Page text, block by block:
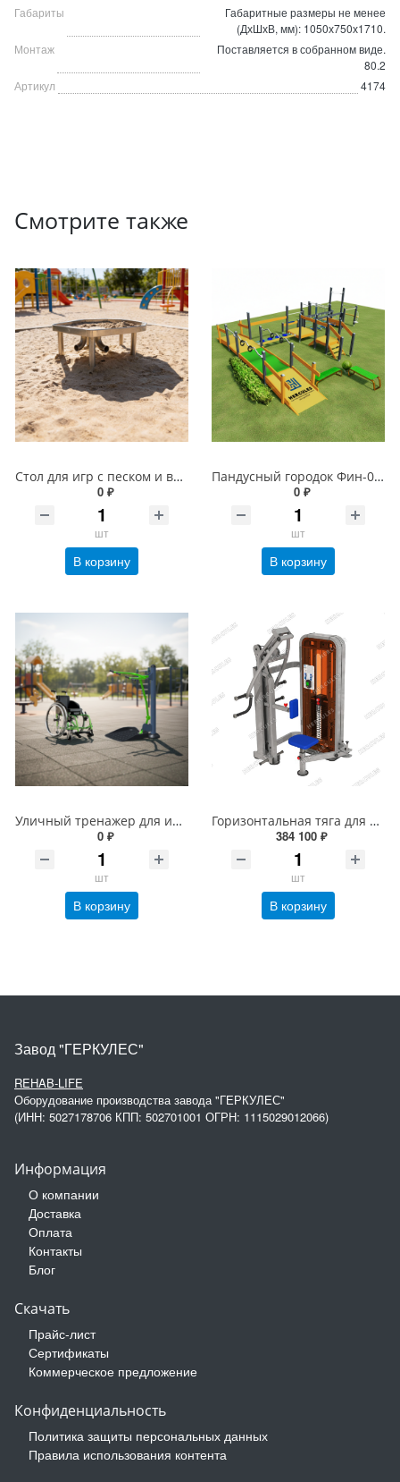
Габариты
Габаритные размеры не менее
(ДхШхВ, мм): 1050х750х1710.
Монтаж
Поставляется в собранном виде.
80.2
Артикул
4174
Смотрите также
Стол для игр с песком и водой
0 ₽
шт
В корзину
Пандусный городок Фин-01023
0 ₽
шт
В корзину
Уличный тренажер для инвалидов &quot;Подтягивание&quot;
0 ₽
шт
В корзину
Горизонтальная тяга для инвалидов
384 100 ₽
шт
В корзину
Завод "ГЕРКУЛЕС"
REHAB-LIFE
Оборудование производства завода "ГЕРКУЛЕС"
(ИНН: 5027178706 КПП: 502701001 ОГРН: 1115029012066)
Информация
О компании
Доставка
Оплата
Контакты
Блог
Скачать
Прайс-лист
Сертификаты
Коммерческое предложение
Конфиденциальность
Политика защиты персональных данных
Правила использования контента